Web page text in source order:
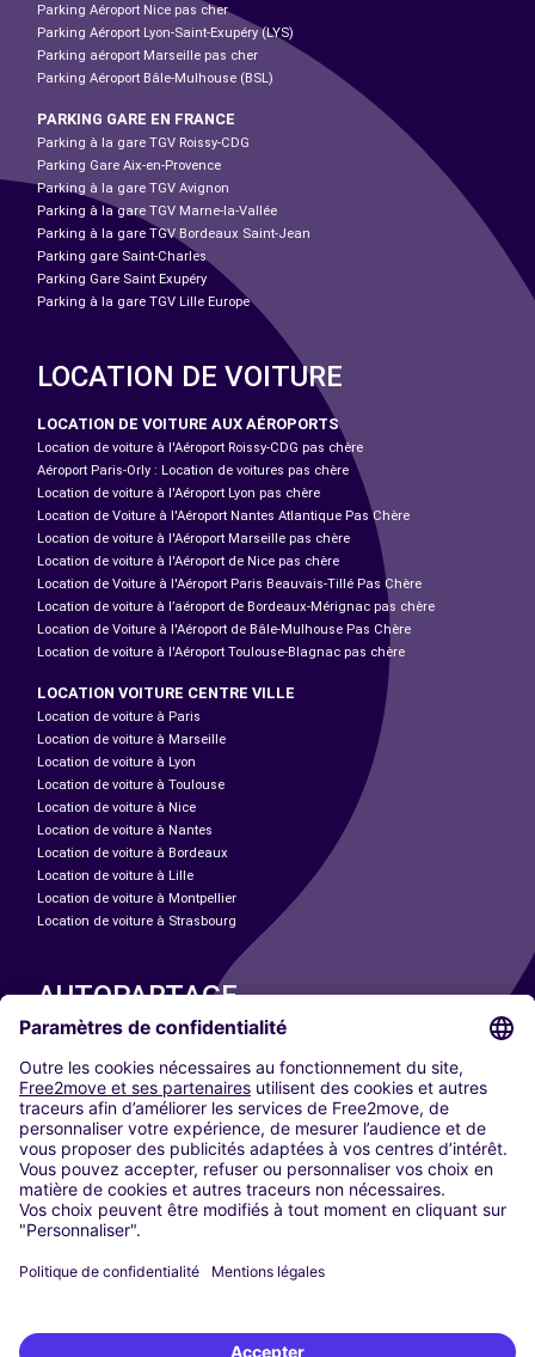
Parking Aéroport Nice pas cher
Parking Aéroport Lyon-Saint-Exupéry (LYS)
Parking aéroport Marseille pas cher
Parking Aéroport Bâle-Mulhouse (BSL)
PARKING GARE EN FRANCE
Parking à la gare TGV Roissy-CDG
Parking Gare Aix-en-Provence
Parking à la gare TGV Avignon
Parking à la gare TGV Marne-la-Vallée
Parking à la gare TGV Bordeaux Saint-Jean
Parking gare Saint-Charles
Parking Gare Saint Exupéry
Parking à la gare TGV Lille Europe
LOCATION DE VOITURE
LOCATION DE VOITURE AUX AÉROPORTS
Location de voiture à l'Aéroport Roissy-CDG pas chère
Aéroport Paris-Orly : Location de voitures pas chère
Location de voiture à l'Aéroport Lyon pas chère
Location de Voiture à l'Aéroport Nantes Atlantique Pas Chère
Location de voiture à l'Aéroport Marseille pas chère
Location de voiture à l'Aéroport de Nice pas chère
Location de Voiture à l'Aéroport Paris Beauvais-Tillé Pas Chère
Location de voiture à l’aéroport de Bordeaux-Mérignac pas chère
Location de Voiture à l'Aéroport de Bâle-Mulhouse Pas Chère
Location de voiture à l'Aéroport Toulouse-Blagnac pas chère
LOCATION VOITURE CENTRE VILLE
Location de voiture à Paris
Location de voiture à Marseille
Location de voiture à Lyon
Location de voiture à Toulouse
Location de voiture à Nice
Location de voiture à Nantes
Location de voiture à Bordeaux
Location de voiture à Lille
Location de voiture à Montpellier
Location de voiture à Strasbourg
AUTOPARTAGE
Paris
Madrid
Washington DC
Milan
Rome
Turin
Vienne
Berlin
Düsseldorf